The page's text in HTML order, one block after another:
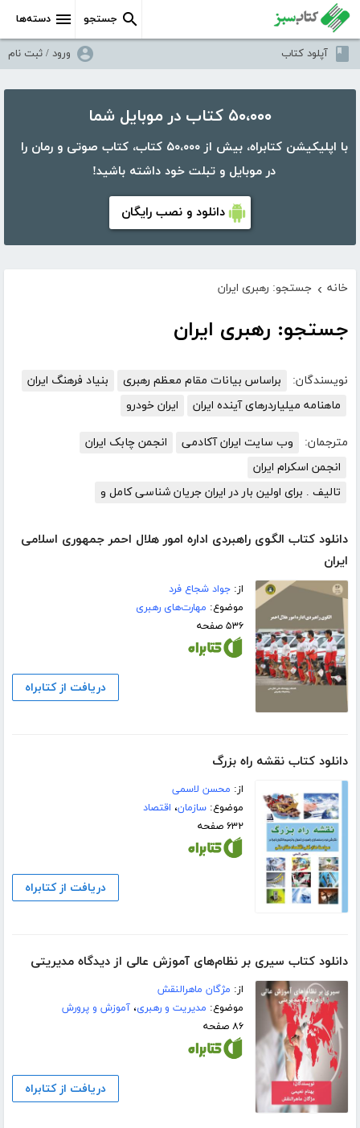
دسته‌ها جستجو
آپلود کتاب ورود / ثبت نام
۵۰،۰۰۰ کتاب در موبایل شما
با اپلیکیشن کتابراه، بیش از ۵۰،۰۰۰ کتاب، کتاب صوتی و رمان را
در موبایل و تبلت خود داشته باشید!
دانلود و نصب رایگان
خانه › جستجو: رهبری ایران
جستجو: رهبری ایران
نویسندگان: براساس بیانات مقام معظم رهبری
بنیاد فرهنگ ایران
ماهنامه میلیاردرهای آینده ایران
ایران خودرو
مترجمان: وب سایت ایران آکادمی
انجمن چابک ایران
انجمن اسکرام ایران
تالیف . برای اولین بار در ایران جریان شناسی کامل و
دانلود کتاب الگوی راهبردی اداره امور هلال احمر جمهوری اسلامی
ایران
از:جواد شجاع فرد
موضوع: مهارت‌های رهبری
۵۳۶ صفحه
دریافت از کتابراه
دانلود کتاب نقشه راه بزرگ
از: محسن لاسمی
موضوع:سازمان، اقتصاد
۶۳۲ صفحه
دریافت از کتابراه
دانلود کتاب سیری بر نظام‌های آموزش عالی از دیدگاه مدیریتی
از: مژگان ماهرالنقش
موضوع: مدیریت و رهبری،آموزش و پرورش
۸۶ صفحه
دریافت از کتابراه